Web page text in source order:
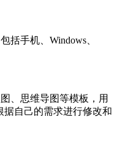
括手机、Windows、
、思维导图等模板，用
据自己的需求进行修改和